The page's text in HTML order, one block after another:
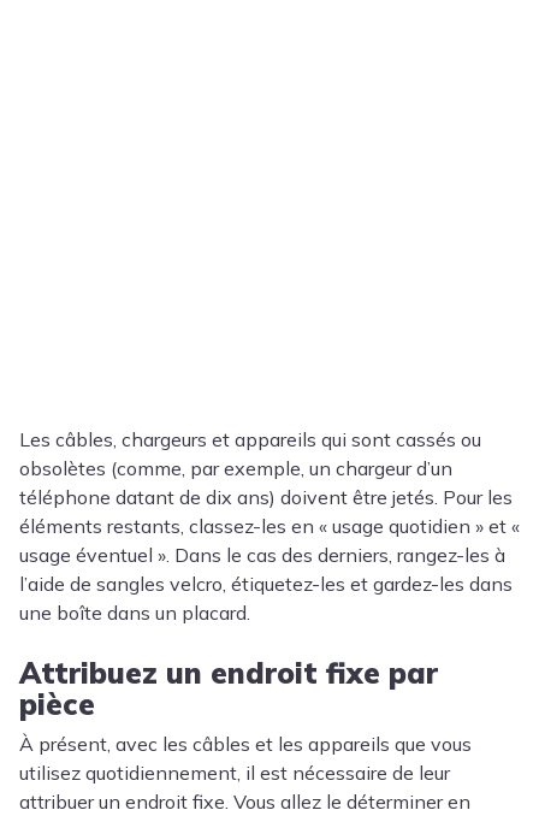
Les câbles, chargeurs et appareils qui sont cassés ou
obsolètes (comme, par exemple, un chargeur d’un
téléphone datant de dix ans) doivent être jetés. Pour les
éléments restants, classez-les en « usage quotidien » et «
usage éventuel ». Dans le cas des derniers, rangez-les à
l’aide de sangles velcro, étiquetez-les et gardez-les dans
une boîte dans un placard.
Attribuez un endroit fixe par
pièce
À présent, avec les câbles et les appareils que vous
utilisez quotidiennement, il est nécessaire de leur
attribuer un endroit fixe. Vous allez le déterminer en